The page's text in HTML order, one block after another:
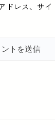
ドレス、サ